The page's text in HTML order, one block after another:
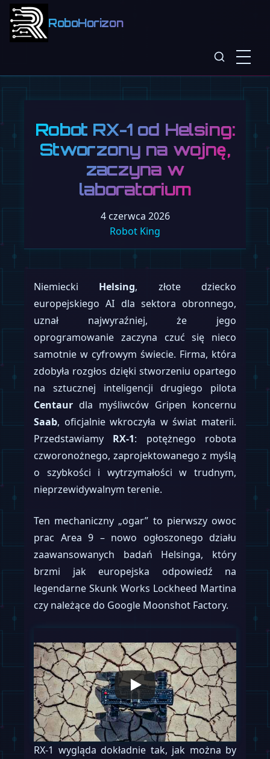
RoboHorizon
Robot RX-1 od Helsing:
Stworzony na wojnę,
zaczyna w
laboratorium
4 czerwca 2026
Robot King
Niemiecki Helsing, złote dziecko
europejskiego AI dla sektora obronnego,
uznał najwyraźniej, że jego
oprogramowanie zaczyna czuć się nieco
samotnie w cyfrowym świecie. Firma, która
zdobyła rozgłos dzięki stworzeniu opartego
na sztucznej inteligencji drugiego pilota
Centaur dla myśliwców Gripen koncernu
Saab, oficjalnie wkroczyła w świat materii.
Przedstawiamy RX-1: potężnego robota
czworonożnego, zaprojektowanego z myślą
o szybkości i wytrzymałości w trudnym,
nieprzewidywalnym terenie.
Ten mechaniczny „ogar” to pierwszy owoc
prac Area 9 – nowo ogłoszonego działu
zaawansowanych badań Helsinga, który
brzmi jak europejska odpowiedź na
legendarne Skunk Works Lockheed Martina
czy należące do Google Moonshot Factory.
RX-1 wygląda dokładnie tak, jak można by